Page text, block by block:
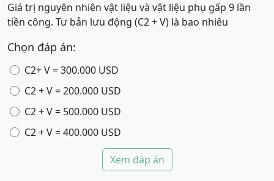
Giá trị nguyên nhiên vật liệu và vật liệu phụ gấp 9 lần
tiền công. Tư bản lưu động (C2 + V) là bao nhiêu
Chọn đáp án:
C2+ V = 300.000 USD
C2 + V = 200.000 USD
C2 + V = 500.000 USD
C2 + V = 400.000 USD
Xem đáp án